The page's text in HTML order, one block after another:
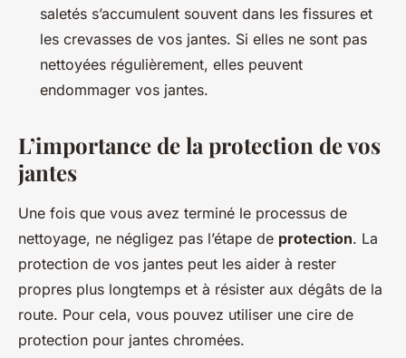
saletés s’accumulent souvent dans les fissures et
les crevasses de vos jantes. Si elles ne sont pas
nettoyées régulièrement, elles peuvent
endommager vos jantes.
L’importance de la protection de vos
jantes
Une fois que vous avez terminé le processus de
nettoyage, ne négligez pas l’étape de protection. La
protection de vos jantes peut les aider à rester
propres plus longtemps et à résister aux dégâts de la
route. Pour cela, vous pouvez utiliser une cire de
protection pour jantes chromées.